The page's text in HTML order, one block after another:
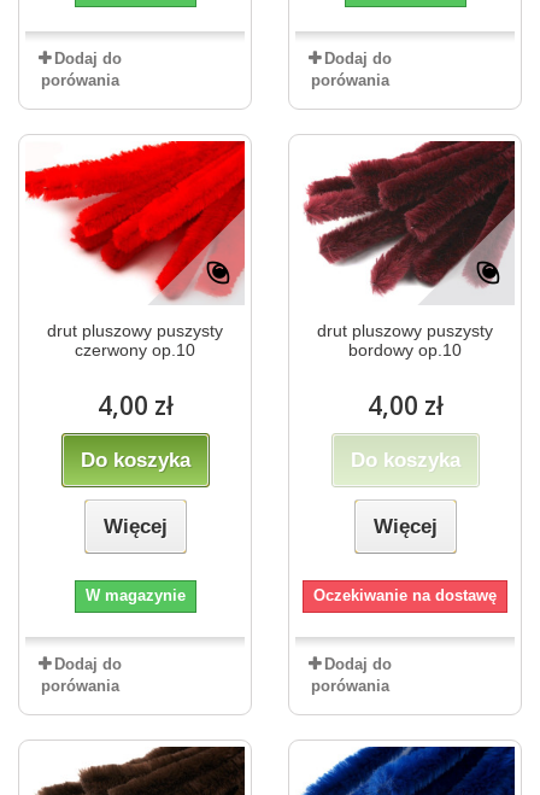
Dodaj do
porówania
Dodaj do
porówania
drut pluszowy puszysty
czerwony op.10
4,00 zł
Do koszyka
Więcej
W magazynie
Dodaj do
porówania
drut pluszowy puszysty
bordowy op.10
4,00 zł
Do koszyka
Więcej
Oczekiwanie na dostawę
Dodaj do
porówania